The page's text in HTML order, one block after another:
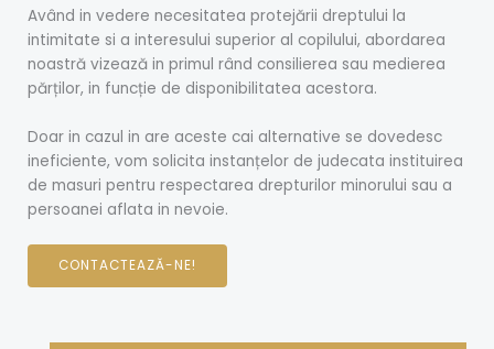
Având in vedere necesitatea protejării dreptului la
intimitate si a interesului superior al copilului, abordarea
noastră vizează in primul rând consilierea sau medierea
părților, in funcție de disponibilitatea acestora.
Doar in cazul in are aceste cai alternative se dovedesc
ineficiente, vom solicita instanțelor de judecata instituirea
de masuri pentru respectarea drepturilor minorului sau a
persoanei aflata in nevoie.
CONTACTEAZĂ-NE!